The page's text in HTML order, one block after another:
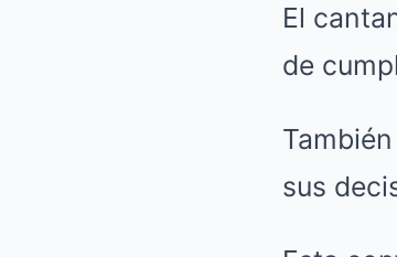
El
de
sus